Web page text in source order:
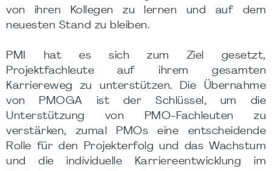
von ihren Kollegen zu lernen und auf dem
neuesten Stand zu bleiben.
PMI hat es sich zum Ziel gesetzt,
Projektfachleute auf ihrem gesamten
Karriereweg zu unterstützen. Die Übernahme
von PMOGA ist der Schlüssel, um die
Unterstützung von PMO-Fachleuten zu
verstärken, zumal PMOs eine entscheidende
Rolle für den Projekterfolg und das Wachstum
und die individuelle Karriereentwicklung im